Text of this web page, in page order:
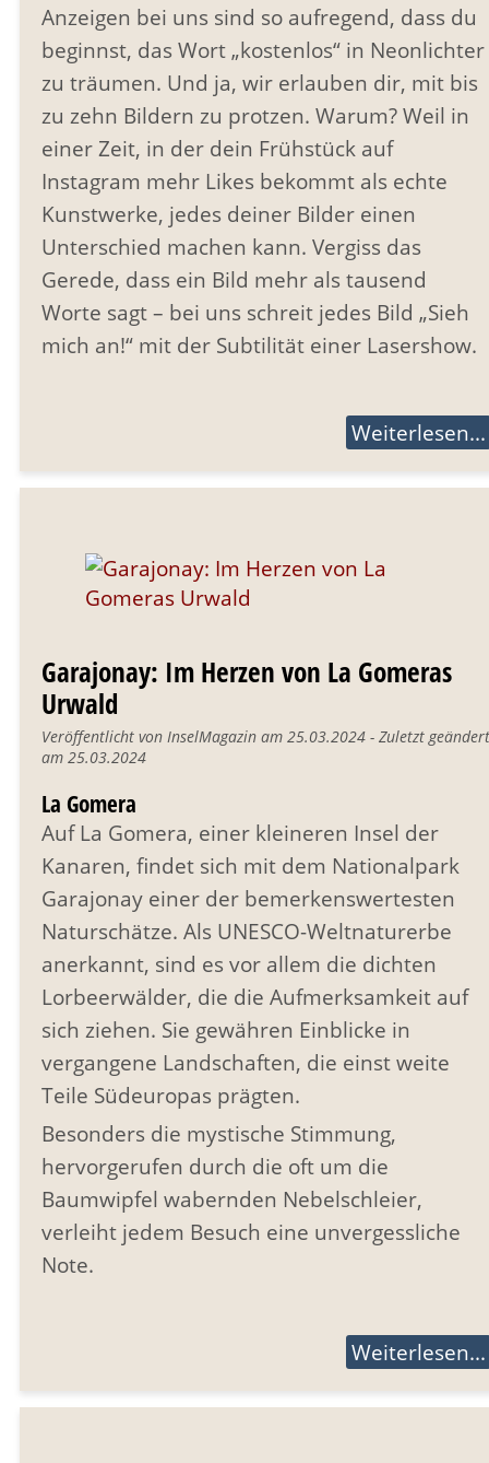
Anzeigen bei uns sind so aufregend, dass du
beginnst, das Wort „kostenlos“ in Neonlichter
zu träumen. Und ja, wir erlauben dir, mit bis
zu zehn Bildern zu protzen. Warum? Weil in
einer Zeit, in der dein Frühstück auf
Instagram mehr Likes bekommt als echte
Kunstwerke, jedes deiner Bilder einen
Unterschied machen kann. Vergiss das
Gerede, dass ein Bild mehr als tausend
Worte sagt – bei uns schreit jedes Bild „Sieh
mich an!“ mit der Subtilität einer Lasershow.
Weiterlesen...
Garajonay: Im Herzen von La Gomeras
Urwald
Veröffentlicht von InselMagazin am 25.03.2024 - Zuletzt geändert
am 25.03.2024
La Gomera
Auf La Gomera, einer kleineren Insel der
Kanaren, findet sich mit dem Nationalpark
Garajonay einer der bemerkenswertesten
Naturschätze. Als UNESCO-Weltnaturerbe
anerkannt, sind es vor allem die dichten
Lorbeerwälder, die die Aufmerksamkeit auf
sich ziehen. Sie gewähren Einblicke in
vergangene Landschaften, die einst weite
Teile Südeuropas prägten.
Besonders die mystische Stimmung,
hervorgerufen durch die oft um die
Baumwipfel wabernden Nebelschleier,
verleiht jedem Besuch eine unvergessliche
Note.
Weiterlesen...